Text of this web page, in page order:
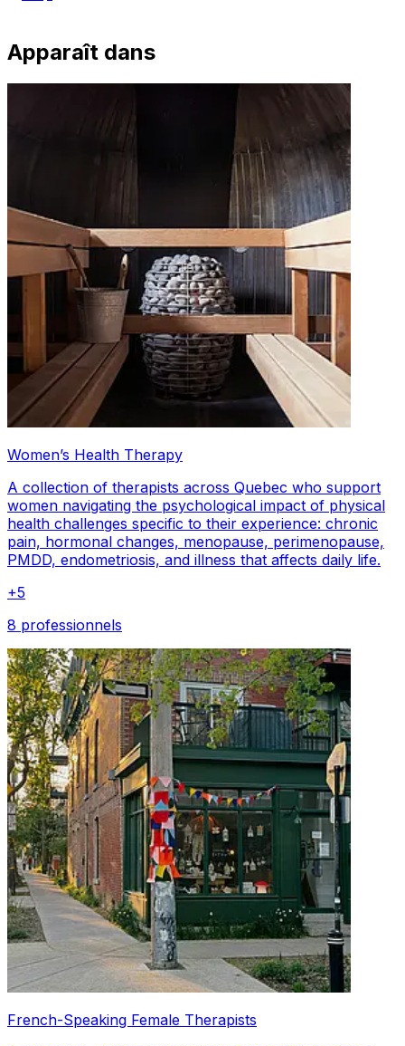
Apparaît dans
Women’s Health Therapy
A collection of therapists across Quebec who support
women navigating the psychological impact of physical
health challenges specific to their experience: chronic
pain, hormonal changes, menopause, perimenopause,
PMDD, endometriosis, and illness that affects daily life.
+5
8 professionnels
French-Speaking Female Therapists